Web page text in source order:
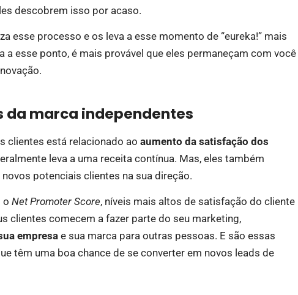
descobrem isso por acaso.
esse processo e os leva a esse momento de “eureka!” mais
a esse ponto, é mais provável que eles permaneçam com você
da marca independentes
clientes está relacionado ao aumento da satisfação dos
leva a uma receita contínua. Mas, eles também
potenciais clientes na sua direção.
o Net Promoter Score, níveis mais altos de satisfação do cliente
clientes comecem a fazer parte do seu marketing,
empresae sua marca para outras pessoas. E são essas
têm uma boa chance de se converter em novos leads de